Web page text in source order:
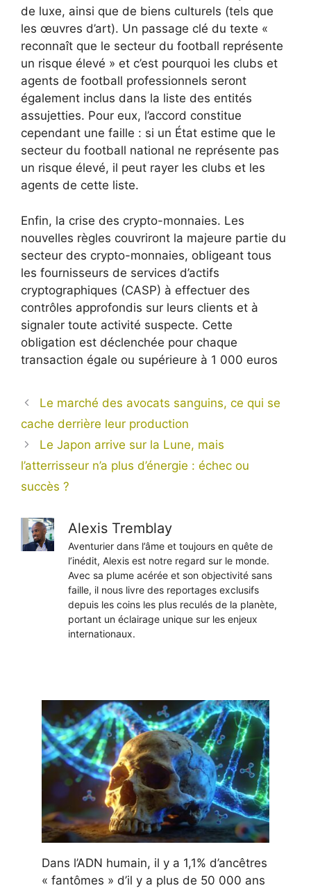
de luxe, ainsi que de biens culturels (tels que
les œuvres d’art). Un passage clé du texte «
reconnaît que le secteur du football représente
un risque élevé » et c’est pourquoi les clubs et
agents de football professionnels seront
également inclus dans la liste des entités
assujetties. Pour eux, l’accord constitue
cependant une faille : si un État estime que le
secteur du football national ne représente pas
un risque élevé, il peut rayer les clubs et les
agents de cette liste.
Enfin, la crise des crypto-monnaies. Les
nouvelles règles couvriront la majeure partie du
secteur des crypto-monnaies, obligeant tous
les fournisseurs de services d’actifs
cryptographiques (CASP) à effectuer des
contrôles approfondis sur leurs clients et à
signaler toute activité suspecte. Cette
obligation est déclenchée pour chaque
transaction égale ou supérieure à 1 000 euros
Le marché des avocats sanguins, ce qui se
cache derrière leur production
Le Japon arrive sur la Lune, mais
l’atterrisseur n’a plus d’énergie : échec ou
succès ?
Alexis Tremblay
Aventurier dans l’âme et toujours en quête de
l’inédit, Alexis est notre regard sur le monde.
Avec sa plume acérée et son objectivité sans
faille, il nous livre des reportages exclusifs
depuis les coins les plus reculés de la planète,
portant un éclairage unique sur les enjeux
internationaux.
Dans l’ADN humain, il y a 1,1% d’ancêtres
« fantômes » d’il y a plus de 50 000 ans